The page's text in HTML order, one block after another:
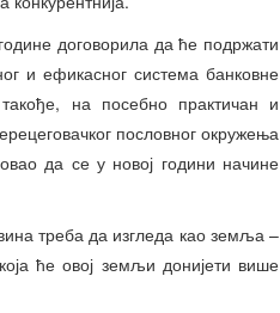
договорила да ће подржати
и ефикасног система банковне
на посебно практичан и
пословног окружења
да се у новој години начине
треба да изгледа као земља –
ће овој земљи донијети више